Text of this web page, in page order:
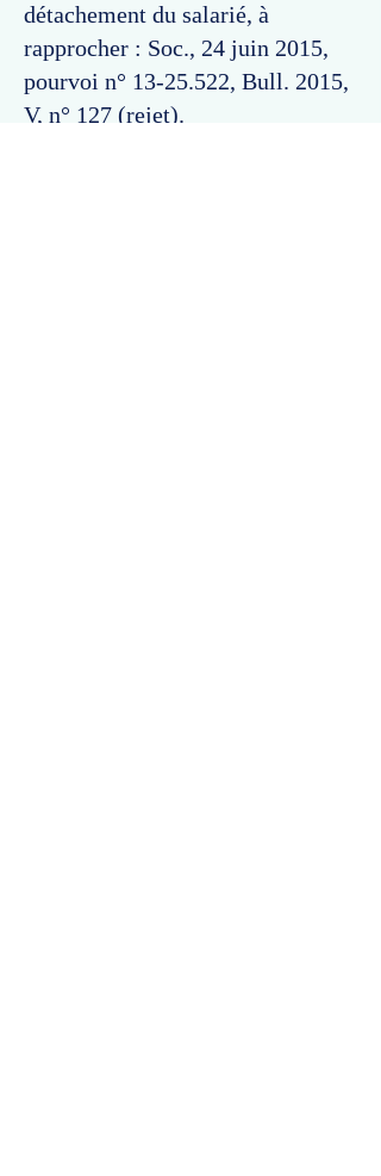
détachement du salarié, à
rapprocher : Soc., 24 juin 2015,
pourvoi n° 13-25.522, Bull. 2015,
V, n° 127 (rejet).